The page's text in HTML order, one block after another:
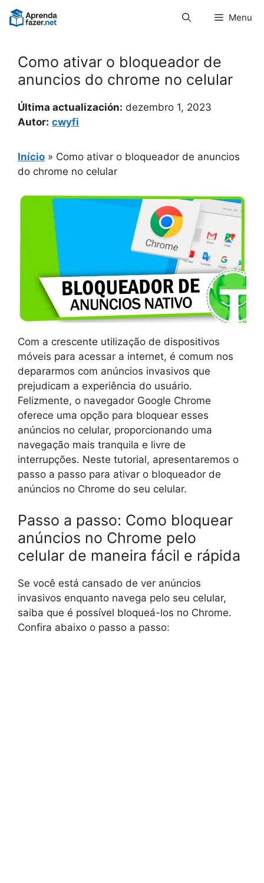
Pular
para
Menu
Como ativar o bloqueador de
anuncios do chrome no celular
Última actualización: dezembro 1, 2023
Autor: cwyfi
Início » Como ativar o bloqueador de anuncios
do chrome no celular
Com a crescente utilização de dispositivos
móveis para acessar a internet, é comum nos
depararmos com anúncios invasivos que
prejudicam a experiência do usuário.
Felizmente, o navegador Google Chrome
oferece uma opção para bloquear esses
anúncios no celular, proporcionando uma
navegação mais tranquila e livre de
interrupções. Neste tutorial, apresentaremos o
passo a passo para ativar o bloqueador de
anúncios no Chrome do seu celular.
Passo a passo: Como bloquear
anúncios no Chrome pelo
celular de maneira fácil e rápida
Se você está cansado de ver anúncios
invasivos enquanto navega pelo seu celular,
saiba que é possível bloqueá-los no Chrome.
Confira abaixo o passo a passo: